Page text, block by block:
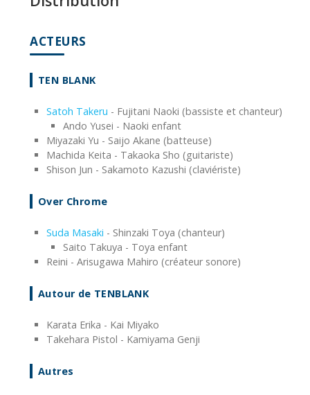
ACTEURS
TEN BLANK
Satoh Takeru - Fujitani Naoki (bassiste et chanteur)
Ando Yusei - Naoki enfant
Miyazaki Yu - Saijo Akane (batteuse)
Machida Keita - Takaoka Sho (guitariste)
Shison Jun - Sakamoto Kazushi (claviériste)
Over Chrome
Suda Masaki - Shinzaki Toya (chanteur)
Saito Takuya - Toya enfant
Reini - Arisugawa Mahiro (créateur sonore)
Autour de TENBLANK
Karata Erika - Kai Miyako
Takehara Pistol - Kamiyama Genji
Autres